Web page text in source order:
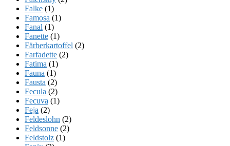
Falke (1)
Famosa (1)
Fanal (1)
Fanette (1)
Färberkartoffel (2)
Farfadette (2)
Fatima (1)
Fauna (1)
Fausta (2)
Fecula (2)
Fecuva (1)
Feja (2)
Feldeslohn (2)
Feldsonne (2)
Feldstolz (1)